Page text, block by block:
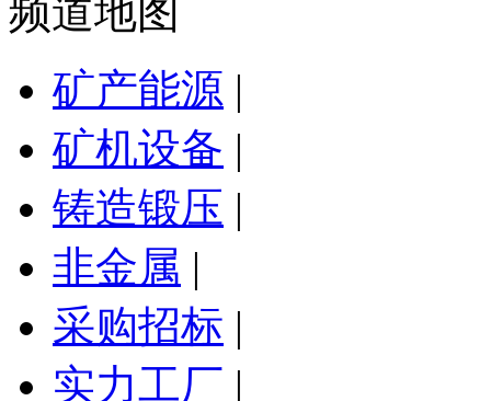
频道地图
矿产能源 |
矿机设备 |
铸造锻压 |
非金属 |
采购招标 |
实力工厂 |